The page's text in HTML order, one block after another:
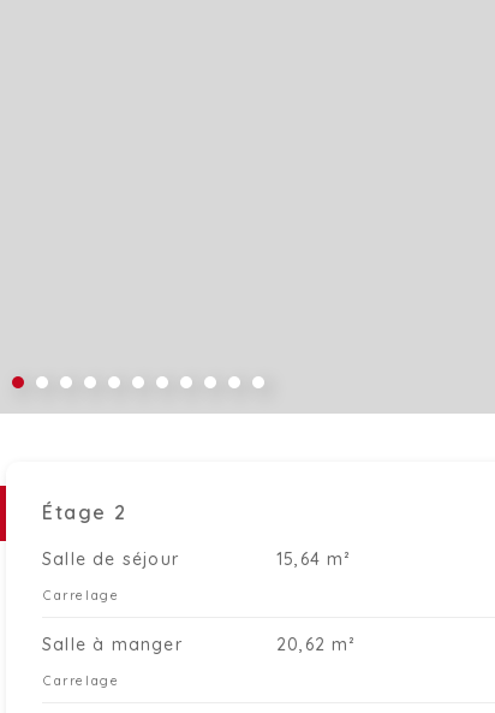
Étage 2
Salle de séjour 15,64 m²
Carrelage
Salle à manger 20,62 m²
Carrelage